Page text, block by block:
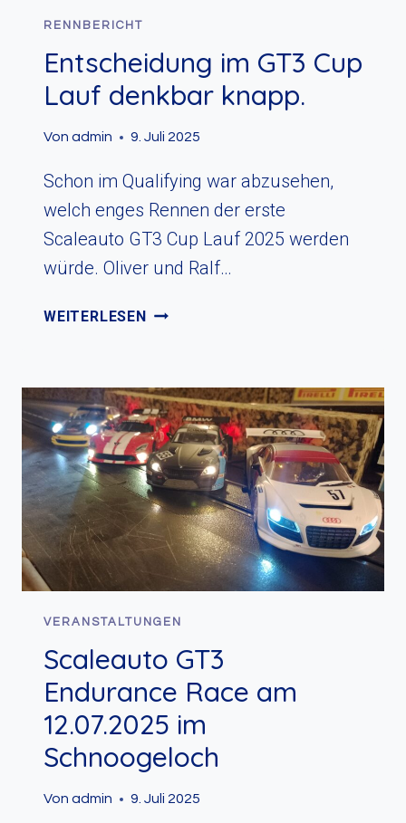
RENNBERICHT
Entscheidung im GT3 Cup
Lauf denkbar knapp.
Von admin 9. Juli 2025
Schon im Qualifying war abzusehen,
welch enges Rennen der erste
Scaleauto GT3 Cup Lauf 2025 werden
würde. Oliver und Ralf…
WEITERLESENENTSCHEIDUNG
LAUF
DENKBAR
KNAPP.
VERANSTALTUNGEN
Scaleauto GT3
Endurance Race am
12.07.2025 im
Schnoogeloch
Von admin 9. Juli 2025